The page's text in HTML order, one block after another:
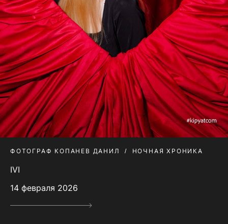
ФОТОГРАФ КОПАНЕВ ДАНИЛ НОЧНАЯ ХРОНИКА
IVI
14 февраля 2026